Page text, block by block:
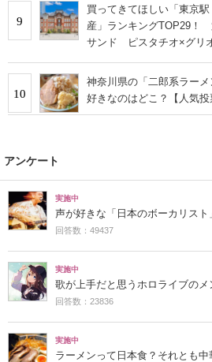
9
買ってきてほしい「東京
産」ランキングTOP29！
サンド ピスタチオ×グリ
10
神奈川県の「二郎系ラー
好きなのはどこ？【人気投
アンケート
実施中
声が好きな「日本のボーカリスト
回答数：49437
実施中
歌が上手だと思うホロライブのメ
回答数：23836
実施中
ラーメンって日本食？それとも中